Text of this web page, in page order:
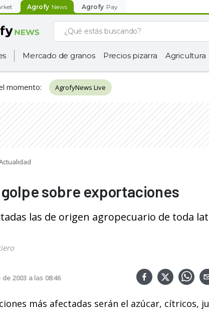
Agrofy News Agrofy Pay
Mercado de granos Precios pizarra Agricultura
momento: AgrofyNews Live
sobre exportaciones
las de origen agropecuario de toda
de 2003 a las 08:46
más afectadas serán el azúcar, cítricos,